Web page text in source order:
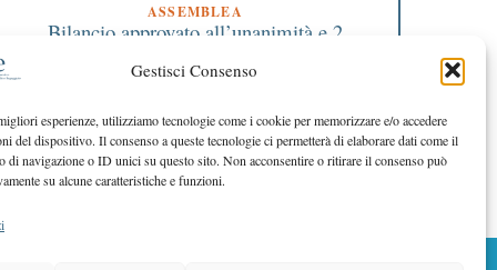
Gestisci Consenso
esperienze, utilizziamo tecnologie come i cookie per memorizzare e/o accedere
del dispositivo. Il consenso a queste tecnologie ci permetterà di elaborare dati come il
di navigazione o ID unici su questo sito. Non acconsentire o ritirare il consenso può
su alcune caratteristiche e funzioni.
ASSEMBLEA
Bilancio approvato all’unanimità e 2
EDITORIALE PRESIDENTE
Costruire futuro insieme